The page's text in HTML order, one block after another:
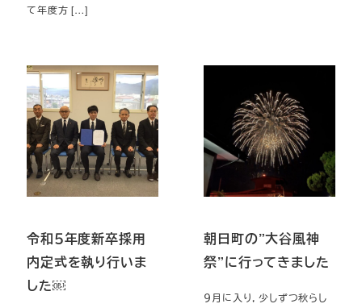
て年度方 […]
令和５年度新卒採用
内定式を執り行いま
した￼
朝日町の”大谷風神
祭”に行ってきました
９月に入り，少しずつ秋らし